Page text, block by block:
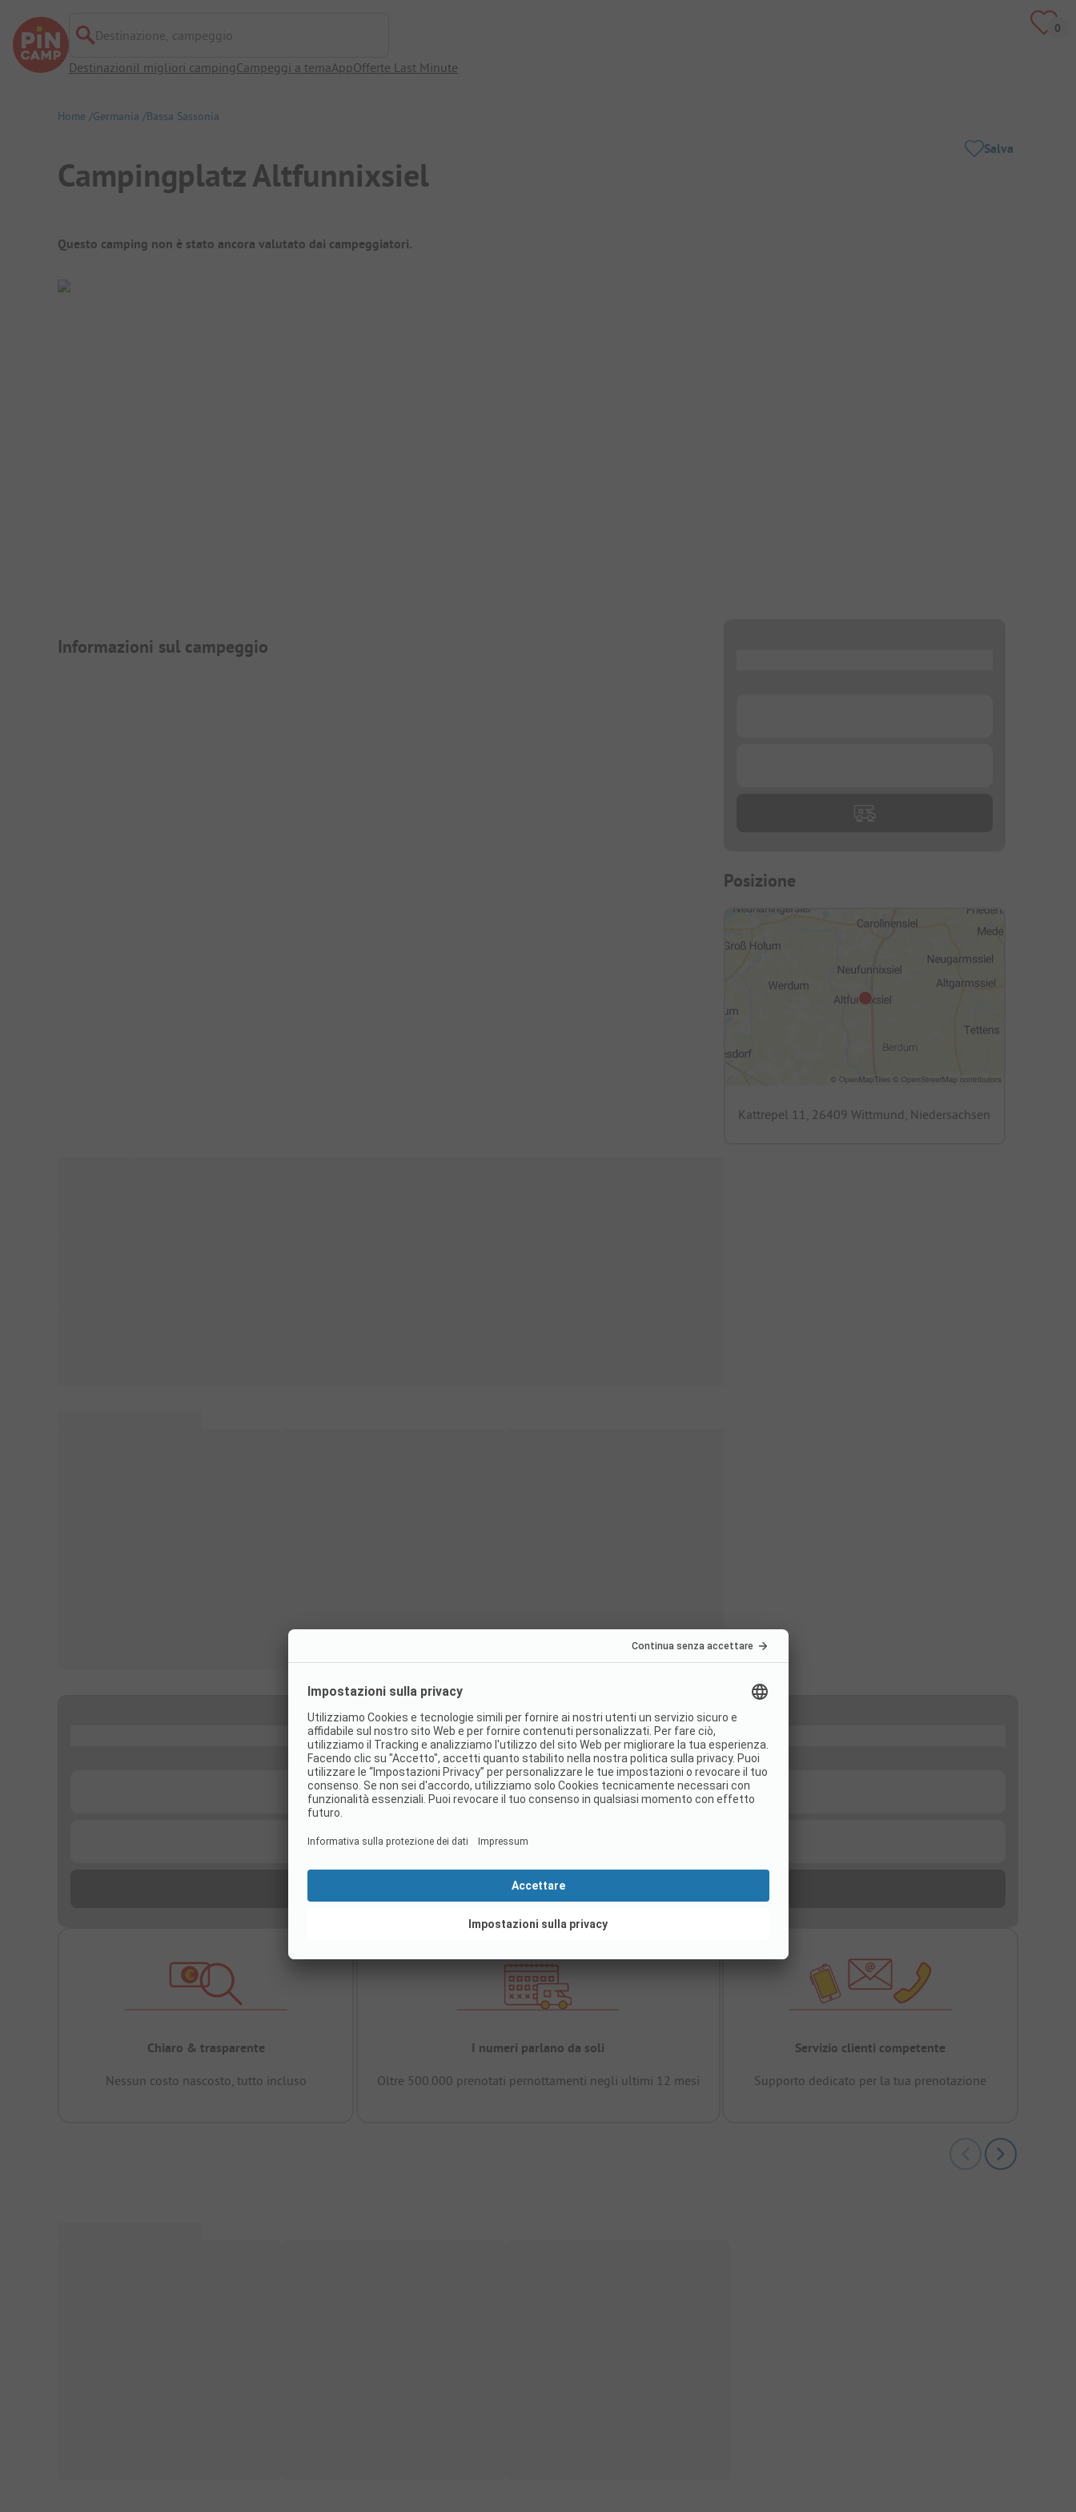
Destinazione, campeggio
DestinazioniI migliori campingCampeggi a temaAppOfferte Last Minute
Home Germania Bassa Sassonia
Campingplatz Altfunnixsiel
Salva
Panoramica del campeggio
Questo camping non è stato ancora valutato dai campeggiatori.
Presentazione del campeggio
Informazioni sul campeggio
Posizione
Kattrepel 11, 26409 Wittmund, Niedersachsen
Chiaro & trasparente
Nessun costo nascosto, tutto incluso
I numeri parlano da soli
Oltre 500.000 prenotati pernottamenti negli ultimi 12 mesi
Servizio clienti competente
Supporto dedicato per la tua prenotazione